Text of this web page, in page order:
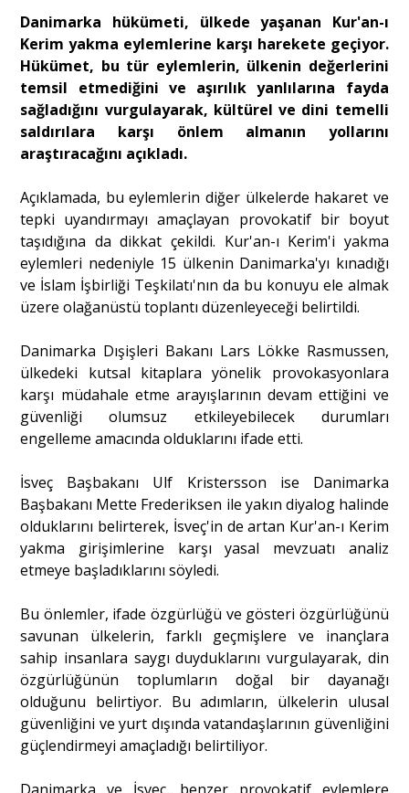
Yorum - Analiz
Söyleşi
Yazı Dizisi
Portre
Yazarlar
Eğitim
Dosya Haber
Sağlık
Danimarka hükümeti, ülkede yaşanan Kur'an-ı
Kerim yakma eylemlerine karşı harekete geçiyor.
Hükümet, bu tür eylemlerin, ülkenin değerlerini
temsil etmediğini ve aşırılık yanlılarına fayda
sağladığını vurgulayarak, kültürel ve dini temelli
saldırılara karşı önlem almanın yollarını
araştıracağını açıkladı.
Açıklamada, bu eylemlerin diğer ülkelerde hakaret ve
tepki uyandırmayı amaçlayan provokatif bir boyut
taşıdığına da dikkat çekildi. Kur'an-ı Kerim'i yakma
eylemleri nedeniyle 15 ülkenin Danimarka'yı kınadığı
ve İslam İşbirliği Teşkilatı'nın da bu konuyu ele almak
üzere olağanüstü toplantı düzenleyeceği belirtildi.
Danimarka Dışişleri Bakanı Lars Lökke Rasmussen,
ülkedeki kutsal kitaplara yönelik provokasyonlara
karşı müdahale etme arayışlarının devam ettiğini ve
güvenliği olumsuz etkileyebilecek durumları
engelleme amacında olduklarını ifade etti.
İsveç Başbakanı Ulf Kristersson ise Danimarka
Başbakanı Mette Frederiksen ile yakın diyalog halinde
olduklarını belirterek, İsveç'in de artan Kur'an-ı Kerim
yakma girişimlerine karşı yasal mevzuatı analiz
etmeye başladıklarını söyledi.
Bu önlemler, ifade özgürlüğü ve gösteri özgürlüğünü
savunan ülkelerin, farklı geçmişlere ve inançlara
sahip insanlara saygı duyduklarını vurgulayarak, din
özgürlüğünün toplumların doğal bir dayanağı
olduğunu belirtiyor. Bu adımların, ülkelerin ulusal
güvenliğini ve yurt dışında vatandaşlarının güvenliğini
güçlendirmeyi amaçladığı belirtiliyor.